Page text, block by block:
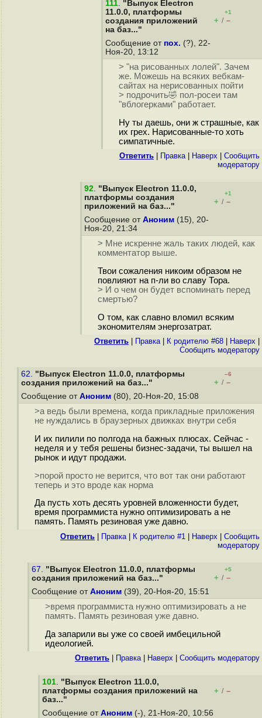
111. "Выпуск Electron
11.0.0, платформы
создания приложений
на баз..."
+1
+ / –
Сообщение от пох. (?), 22-
Ноя-20, 13:12
> "на рисованных лолей". Зачем
же. Можешь на всяких вебкам-
сайтах на нерисованных пойти
> подрoчить🤣 пол-росеи там
"вблогерками" работает.
Ну ты даешь, они ж страшные, как
их грех. Нарисованные-то хоть
симпатичные.
Ответить Правка| Наверх
Cообщить
модератору
92. "Выпуск Electron 11.0.0,
платформы создания
приложений на баз..."
+1
+ / –
Сообщение от Аноним (15), 20-
Ноя-20, 21:34
> Мне искренне жаль таких людей, как
комментатор выше.
Твои сожаления никоим образом не
повлияют на п-ли во славу Тора.
> И о чем он будет вспоминать перед
смертью?
О том, как славно вломил всяким
экономителям энергозатрат.
Ответить Правка| К родителю #68 Наверх
Cообщить модератору
62. "Выпуск Electron 11.0.0, платформы
создания приложений на баз..."
–6
+ / –
Сообщение от Аноним (80), 20-Ноя-20, 15:08
>а ведь были времена, когда прикладные приложения
не нуждались в браузерных движках внутри себя
И их пилили по полгода на бажных плюсах. Сейчас -
неделя и у тебя решены бизнес-задачи, ты вышел на
рынок и идут продажи.
>порой просто не верится, что вот так они работают
теперь и это вроде как норма
Да пусть хоть десять уровней вложенности будет,
время программиста нужно оптимизировать а не
память. Память резиновая уже давно.
Ответить Правка| К родителю #1 Наверх
Cообщить
модератору
67. "Выпуск Electron 11.0.0, платформы
создания приложений на баз..."
+5
+ / –
Сообщение от Аноним (39), 20-Ноя-20, 15:51
>время программиста нужно оптимизировать а не
память. Память резиновая уже давно.
Да запарили вы уже со своей имбецильной
идеологией.
Ответить Правка| Наверх Cообщить модератору
101. "Выпуск Electron 11.0.0,
платформы создания приложений на
баз..."
+ / –
Сообщение от Аноним (-), 21-Ноя-20, 10:56